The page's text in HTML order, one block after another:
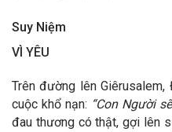
Suy Niệm
VÌ YÊU
Trên đường lên
cuộc khổ nạn: “Con Người
đau thương có thật, gợi lên